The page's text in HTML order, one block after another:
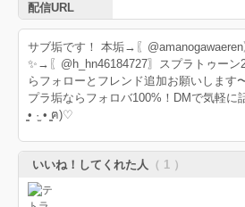
配信URL
サブ垢です！ 本垢→〖
✨→〖@h_hn46184727〗スプラトゥーン
らフォローとフレンド追加お願いし
プラ垢ならフォロバ100%！DMで気軽に
̳• ·̫ • ̳ฅ)♡
いいね！してくれた人 （ 1 ）